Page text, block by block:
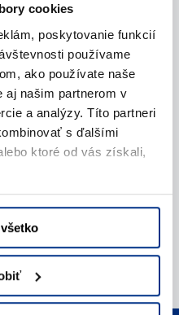
cookies
poskytovanie funkcií
používame
ako používate naše
aj našim partnerom v
a analýzy. Títo partneri
s ďalšími
ktoré od vás získali,
mail)